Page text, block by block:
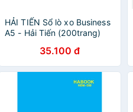
HẢI TIẾN Sổ lò xo Business
A5 - Hải Tiến (200trang)
35.100 đ